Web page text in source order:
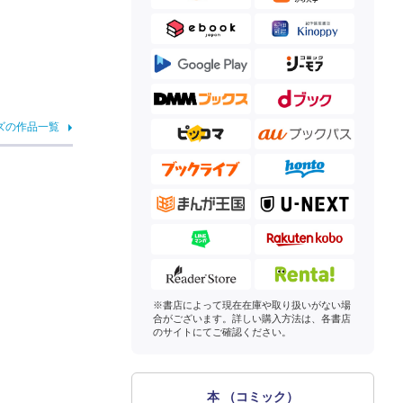
の作品一覧
※書店によって現在在庫や取り扱いがない場
合がございます。詳しい購入方法は、各書店
のサイトにてご確認ください。
本 （コミック）